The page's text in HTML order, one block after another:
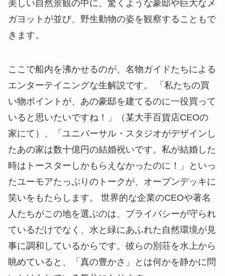
美しい自然景観の中に、驚くような豪邸や巨大なメ
ガヨットが並び、野生動物の姿を観察することもで
きます。
ここで船内を沸かせるのが、名物ガイドたちによる
エンターテイニングな生解説です。 「私たちの買
い物ポイントが、あの豪邸を建てるのに一役買って
いると思いたいですね！」（某大手百貨店CEOの
家にて）、「ユニバーサル・スタジオがデザインし
たあの家は数十億円の結婚祝いです。私が結婚した
時はトースターしかもらえなかったのに！」といっ
たユーモアたっぷりのトークが、オープンデッキに
笑いをもたらします。 世界的な企業のCEOや著名
人たちがこの地を選ぶのは、プライバシーが守られ
ているだけでなく、水と緑にあふれた自然環境が見
事に調和しているからです。彼らの別荘を水上から
眺めていると、「真の豊かさ」とは何かを静かに問